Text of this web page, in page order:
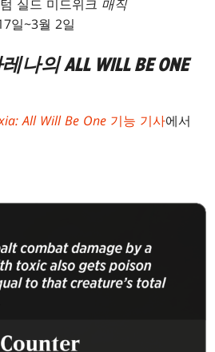
실드 미드위크 매직
일~3월 2일
레나의 ALL WILL BE ONE
All Will Be One 기능 기사에서